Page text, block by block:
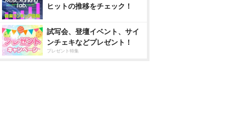
ヒットの推移をチェック！
試写会、登壇イベント、サイ
ンチェキなどプレゼント！
プレゼント特集